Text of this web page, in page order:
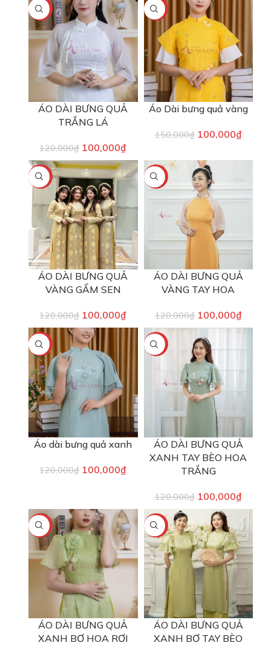
-17%
ÁO DÀI BƯNG QUẢ
TRẮNG LÁ
120,000₫ 100,000₫
-33%
Áo Dài bưng quả vàng
150,000₫ 100,000₫
-17%
ÁO DÀI BƯNG QUẢ
VÀNG GẤM SEN
120,000₫ 100,000₫
-17%
ÁO DÀI BƯNG QUẢ
VÀNG TAY HOA
120,000₫ 100,000₫
-17%
Áo dài bưng quả xanh
120,000₫ 100,000₫
-17%
ÁO DÀI BƯNG QUẢ
XANH TAY BÈO HOA
TRẮNG
120,000₫ 100,000₫
-17%
ÁO DÀI BƯNG QUẢ
XANH BƠ HOA RƠI
-17%
ÁO DÀI BƯNG QUẢ
XANH BƠ TAY BÈO